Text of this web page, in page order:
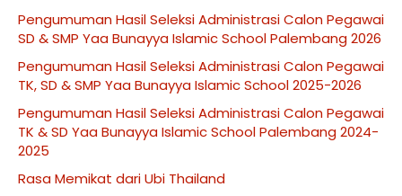
Pengumuman Hasil Seleksi Administrasi Calon Pegawai
SD & SMP Yaa Bunayya Islamic School Palembang 2026
Pengumuman Hasil Seleksi Administrasi Calon Pegawai
TK, SD & SMP Yaa Bunayya Islamic School 2025-2026
Pengumuman Hasil Seleksi Administrasi Calon Pegawai
TK & SD Yaa Bunayya Islamic School Palembang 2024-
2025
Rasa Memikat dari Ubi Thailand